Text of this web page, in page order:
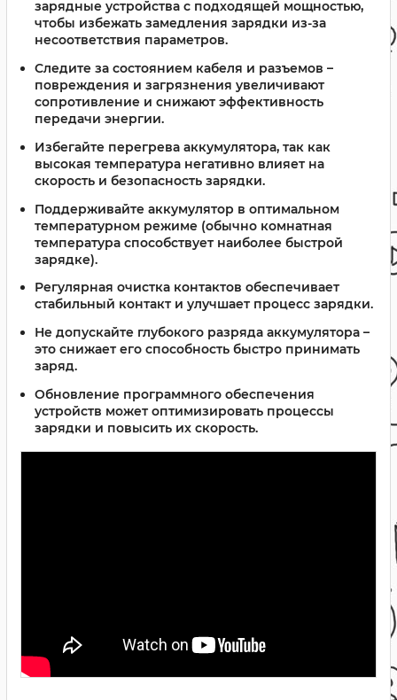
зарядные устройства с подходящей мощностью,
чтобы избежать замедления зарядки из-за
несоответствия параметров.
Следите за состоянием кабеля и разъемов –
повреждения и загрязнения увеличивают
сопротивление и снижают эффективность
передачи энергии.
Избегайте перегрева аккумулятора, так как
высокая температура негативно влияет на
скорость и безопасность зарядки.
Поддерживайте аккумулятор в оптимальном
температурном режиме (обычно комнатная
температура способствует наиболее быстрой
зарядке).
Регулярная очистка контактов обеспечивает
стабильный контакт и улучшает процесс зарядки.
Не допускайте глубокого разряда аккумулятора –
это снижает его способность быстро принимать
заряд.
Обновление программного обеспечения
устройств может оптимизировать процессы
зарядки и повысить их скорость.